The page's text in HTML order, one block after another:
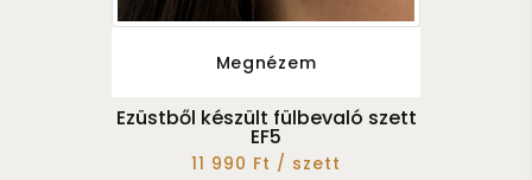
Megnézem
Ezüstből készült fülbevaló szett
EF5
11 990 Ft / szett